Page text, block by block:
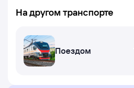
На другом транспорте
Поездом